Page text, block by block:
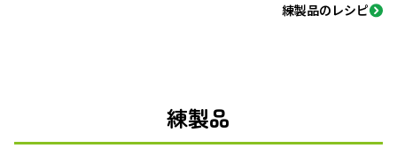
練製品のレシピ
練製品